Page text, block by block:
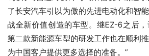
了长安汽车引以为傲的先进电动化和智
战全新价值创造的车型。继EZ-6之后
第二款新能源车型的研发工作也在顺利
为中国客户提供更多选择的准备。”